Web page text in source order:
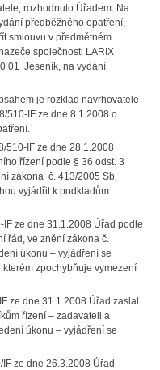
rozhodnuto Úřadem. Na
předběžného opatření,
smlouvu v předmětném
společnosti LARIX
01 Jeseník, na vydání
je rozklad navrhovatele
510-IF ze dne 8.1.2008 o
510-IF ze dne 28.1.2008
řízení podle § 36 odst. 3
zákona č. 413/2005 Sb.
vyjádřit k podkladům
ze dne 31.1.2008 Úřad podle
řád, ve znění zákona č.
úkonu – vyjádření se
zpochybňuje vymezení
ze dne 31.1.2008 Úřad zaslal
řízení – zadavateli a
úkonu – vyjádření se
ze dne 26.3.2008 Úřad